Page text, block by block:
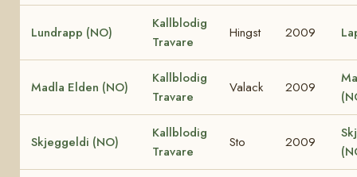
Lundrapp (NO)
Kallblodig
Travare
Hingst 2009
Madla Elden (NO)
Kallblodig
Travare
Valack 2009
Skjeggeldi (NO)
Kallblodig
Travare
Sto 2009